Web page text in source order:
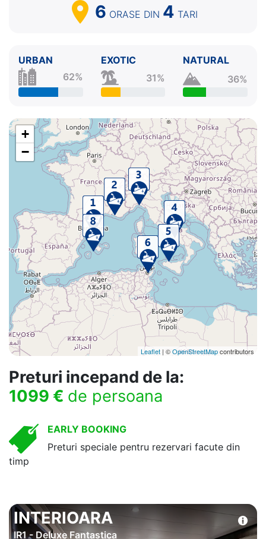
6 ORASE DIN 4 TARI
URBAN
62%
EXOTIC
31%
NATURAL
36%
+
−
Leaflet | ©OpenStreetMapcontributors
Preturi incepand de la:
1099 € de persoana
EARLY BOOKING
Preturi speciale pentru rezervari facute din
timp
INTERIOARA
IR1 - Deluxe Fantastica